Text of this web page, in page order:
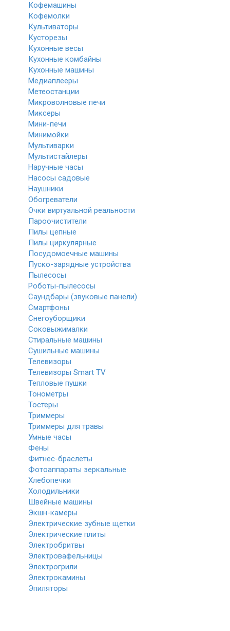
Кофемашины
Кофемолки
Культиваторы
Кусторезы
Кухонные весы
Кухонные комбайны
Кухонные машины
Медиаплееры
Метеостанции
Микроволновые печи
Миксеры
Мини-печи
Минимойки
Мультиварки
Мультистайлеры
Наручные часы
Насосы садовые
Наушники
Обогреватели
Очки виртуальной реальности
Пароочистители
Пилы цепные
Пилы циркулярные
Посудомоечные машины
Пуско-зарядные устройства
Пылесосы
Роботы-пылесосы
Саундбары (звуковые панели)
Смартфоны
Снегоуборщики
Соковыжималки
Стиральные машины
Сушильные машины
Телевизоры
Телевизоры Smart TV
Тепловые пушки
Тонометры
Тостеры
Триммеры
Триммеры для травы
Умные часы
Фены
Фитнес-браслеты
Фотоаппараты зеркальные
Хлебопечки
Холодильники
Швейные машины
Экшн-камеры
Электрические зубные щетки
Электрические плиты
Электробритвы
Электровафельницы
Электрогрили
Электрокамины
Эпиляторы